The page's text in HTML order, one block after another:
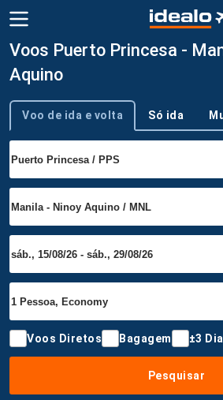
Voos Puerto Princesa -
Aquino
Tipo de viagem
Voo de ida e volta Só ida
Voos Diretos Bagagem ±3
Pesquisar